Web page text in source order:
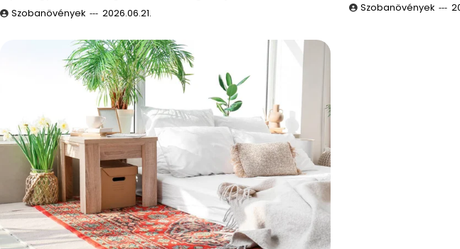
Szobanövények 2026.06.21. Szobanövények